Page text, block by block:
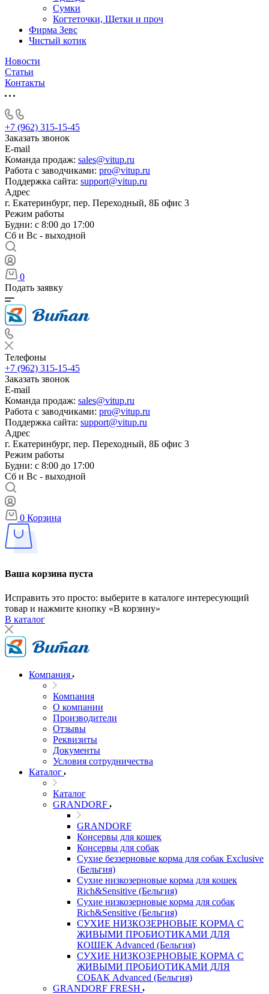
Сумки
Когтеточки, Щетки и проч
Фирма Зевс
Чистый котик
Новости
Статьи
Контакты
+7 (962) 315-15-45
Заказать звонок
E-mail
Команда продаж: sales@vitup.ru
Работа с заводчиками: pro@vitup.ru
Поддержка сайта: support@vitup.ru
Адрес
г. Екатеринбург, пер. Переходный, 8Б офис 3
Режим работы
Будни: с 8:00 до 17:00
Сб и Вс - выходной
0
Подать заявку
Телефоны
+7 (962) 315-15-45
Заказать звонок
E-mail
Команда продаж: sales@vitup.ru
Работа с заводчиками: pro@vitup.ru
Поддержка сайта: support@vitup.ru
Адрес
г. Екатеринбург, пер. Переходный, 8Б офис 3
Режим работы
Будни: с 8:00 до 17:00
Сб и Вс - выходной
0 Корзина
Ваша корзина пуста
Исправить это просто: выберите в каталоге интересующий
товар и нажмите кнопку «В корзину»
В каталог
Компания
Компания
О компании
Производители
Отзывы
Реквизиты
Документы
Условия сотрудничества
Каталог
Каталог
GRANDORF
GRANDORF
Консервы для кошек
Консервы для собак
Сухие беззерновые корма для собак Exclusive
(Бельгия)
Сухие низкозерновые корма для кошек
Rich&Sensitive (Бельгия)
Сухие низкозерновые корма для собак
Rich&Sensitive (Бельгия)
СУХИЕ НИЗКОЗЕРНОВЫЕ КОРМА С
ЖИВЫМИ ПРОБИОТИКАМИ ДЛЯ
КОШЕК Advanced (Бельгия)
СУХИЕ НИЗКОЗЕРНОВЫЕ КОРМА С
ЖИВЫМИ ПРОБИОТИКАМИ ДЛЯ
СОБАК Advanced (Бельгия)
GRANDORF FRESH